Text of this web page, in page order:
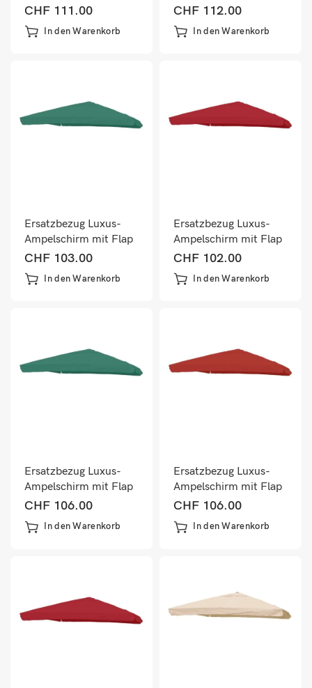
Sonnenschirmbezug
3x4m bordeaux
CHF 111.00
In den Warenkorb
Sonnenschirmbezug
3x3m anthrazit
CHF 112.00
In den Warenkorb
Ersatzbezug Luxus-
Ampelschirm mit Flap
Sonnenschirmbezug
3x3m dunkelgrün
CHF 103.00
In den Warenkorb
Ersatzbezug Luxus-
Ampelschirm mit Flap
Sonnenschirmbezug
3x3m bordeaux
CHF 102.00
In den Warenkorb
Ersatzbezug Luxus-
Ampelschirm mit Flap
Sonnenschirmbezug
3x4m dunkelgrün
CHF 106.00
In den Warenkorb
Ersatzbezug Luxus-
Ampelschirm mit Flap
Sonnenschirmbezug
3x4m rot
CHF 106.00
In den Warenkorb